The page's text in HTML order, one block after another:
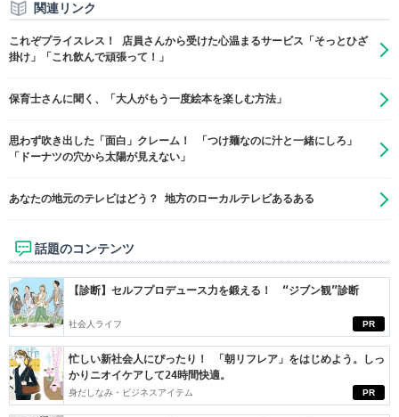
関連リンク
これぞプライスレス！ 店員さんから受けた心温まるサービス「そっとひざ
掛け」「これ飲んで頑張って！」
保育士さんに聞く、「大人がもう一度絵本を楽しむ方法」
思わず吹き出した「面白」クレーム！ 「つけ麺なのに汁と一緒にしろ」
「ドーナツの穴から太陽が見えない」
あなたの地元のテレビはどう？ 地方のローカルテレビあるある
話題のコンテンツ
PR
【診断】セルフプロデュース力を鍛える！ “ジブン観”診断
社会人ライフ
PR
忙しい新社会人にぴったり！ 「朝リフレア」をはじめよう。しっ
かりニオイケアして24時間快適。
身だしなみ・ビジネスアイテム